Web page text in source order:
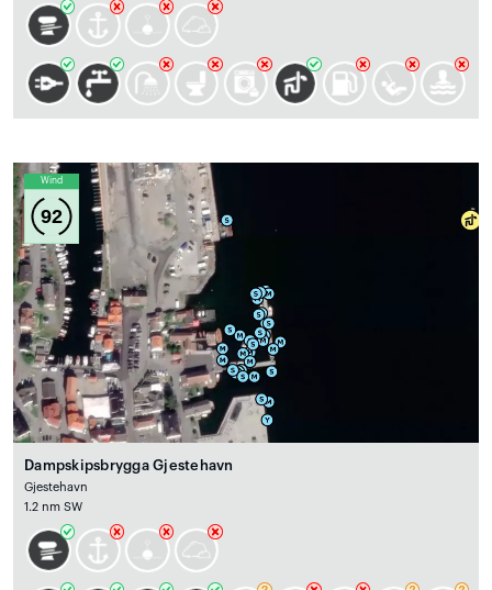
Wind
92
Dampskipsbrygga Gjestehavn
Gjestehavn
1.2 nm SW